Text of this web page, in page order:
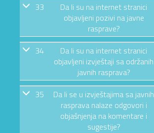
33
Da li su na internet stranici
objavljeni pozivi na javne
rasprave?
34
Da li su na internet stranici
objavljeni izvještaji sa održanih
javnih rasprava?
35
Da li se u izvještajima sa javnih
rasprava nalaze odgovori i
objašnjenja na komentare i
sugestije?